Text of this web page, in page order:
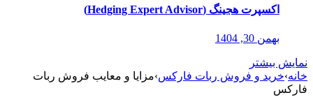
اکسپرت هجینگ (Hedging Expert Advisor)
بهمن 30, 1404
نمایش بیشتر
خانه›خرید و فروش ربات فارکس›مزایا و معایب فروش ربات
فارکس